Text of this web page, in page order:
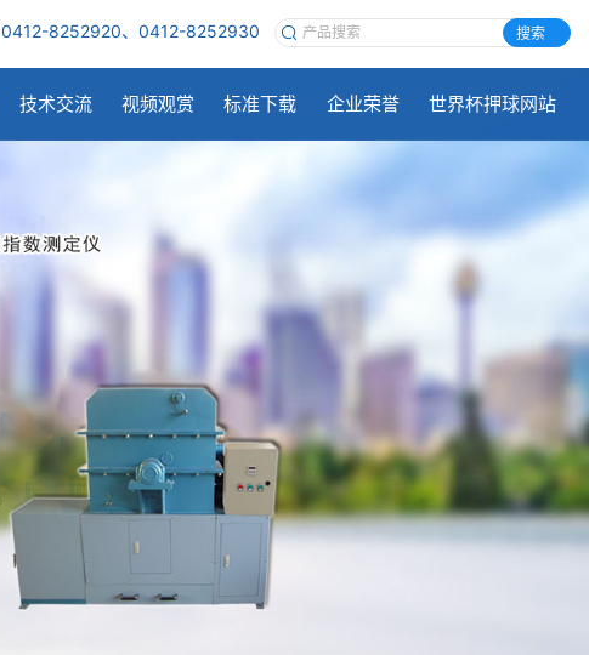
0412-8252920、0412-8252930 搜索
技术交流 视频观赏 标准下载 企业荣誉 世界杯押球网站